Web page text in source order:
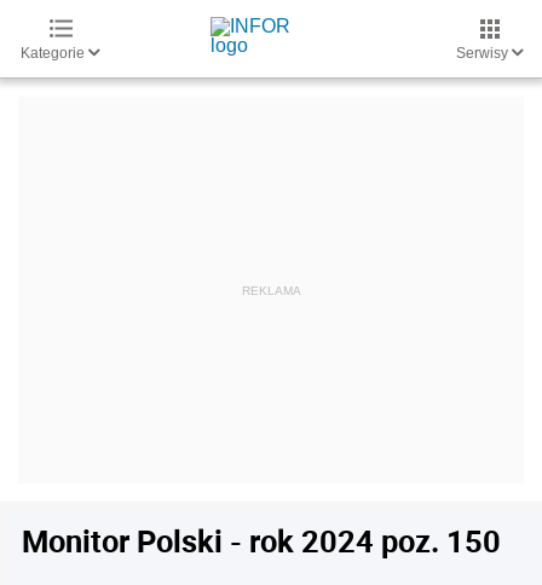
Kategorie Serwisy
Monitor Polski - rok 2024 poz. 150